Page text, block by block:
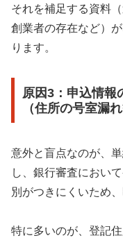
それを補足する資料
創業者の存在など）
ります。
原因3：申込情報
（住所の号室漏れ
意外と盲点なのが、
し、銀行審査におい
別がつきにくいため
特に多いのが、登記